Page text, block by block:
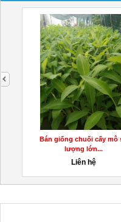
Bán giống chuối cấy mô
lượng lớn...
Liên hệ